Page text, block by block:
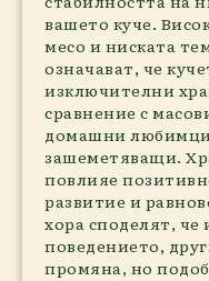
вашето куче.
месо и ниската
означават, че
изключителни
сравнение с
домашни любимци.
зашеметяващи.
повлияе
развитие и
хора споделят,
поведението,
промяна, но